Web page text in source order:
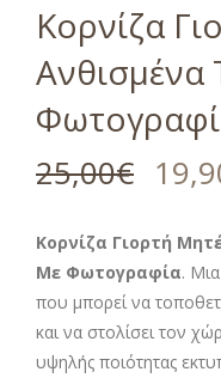
Κορνίζα
Ανθισμένα
25,00€
Κορνίζα Γιορτή
Με Φωτογραφία.
που μπορεί να
και να στολίσει τον
υψηλής ποιότητας